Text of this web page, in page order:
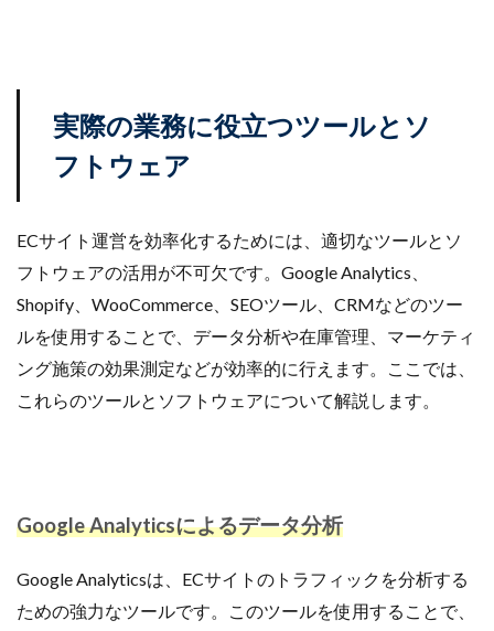
実際の業務に役立つツールとソ
フトウェア
ECサイト運営を効率化するためには、適切なツールとソ
フトウェアの活用が不可欠です。Google Analytics、
Shopify、WooCommerce、SEOツール、CRMなどのツー
ルを使用することで、データ分析や在庫管理、マーケティ
ング施策の効果測定などが効率的に行えます。ここでは、
これらのツールとソフトウェアについて解説します。
Google Analyticsによるデータ分析
Google Analyticsは、ECサイトのトラフィックを分析する
ための強力なツールです。このツールを使用することで、